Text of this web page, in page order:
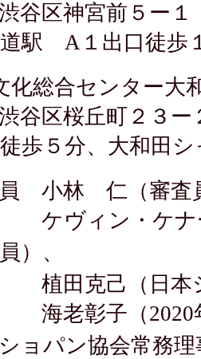
谷区神宮前５ー１
道駅 A１出口徒歩
化総合センター大
谷区桜丘町２３ー
歩５分、大和田
小林 仁（審査
・ケナー（
）、
己（日本ショ
（2020年シ
ョパン協会常務